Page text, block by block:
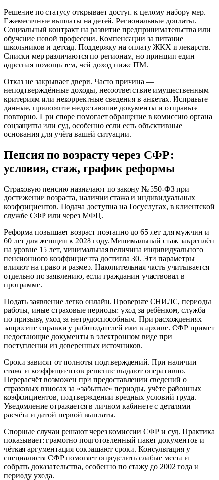
Решение по статусу открывает доступ к целому набору мер.
Ежемесячные выплаты на детей. Региональные доплаты.
Социальный контракт на развитие предпринимательства или
обучение новой профессии. Компенсации за питание
школьников и детсад. Поддержку на оплату ЖКХ и лекарств.
Списки мер различаются по регионам, но принцип един —
адресная помощь тем, чей доход ниже ПМ.
Отказ не закрывает двери. Часто причина —
неподтверждённые доходы, несоответствие имущественным
критериям или некорректные сведения в анкетах. Исправьте
данные, приложите недостающие документы и отправьте
повторно. При споре помогает обращение в комиссию органа
соцзащиты или суд, особенно если есть объективные
основания для учёта вашей ситуации.
Пенсия по возрасту через СФР:
условия, стаж, график реформы
Страховую пенсию назначают по закону № 350‑ФЗ при
достижении возраста, наличии стажа и индивидуальных
коэффициентов. Подача доступна на Госуслугах, в клиентской
службе СФР или через МФЦ.
Реформа повышает возраст поэтапно до 65 лет для мужчин и
60 лет для женщин к 2028 году. Минимальный стаж закреплён
на уровне 15 лет, минимальная величина индивидуального
пенсионного коэффициента достигла 30. Эти параметры
влияют на право и размер. Накопительная часть учитывается
отдельно по заявлению, если гражданин участвовал в
программе.
Подать заявление легко онлайн. Проверьте СНИЛС, периоды
работы, иные страховые периоды: уход за ребёнком, служба
по призыву, уход за нетрудоспособным. При расхождениях
запросите справки у работодателей или в архиве. СФР примет
недостающие документы в электронном виде при
поступлении из доверенных источников.
Сроки зависят от полноты подтверждений. При наличии
стажа и коэффициентов решение выдают оперативно.
Перерасчёт возможен при предоставлении сведений о
страховых взносах за «забытые» периоды, учёте районных
коэффициентов, подтверждении вредных условий труда.
Уведомление отражается в личном кабинете с деталями
расчёта и датой первой выплаты.
Спорные случаи решают через комиссии СФР и суд. Практика
показывает: грамотно подготовленный пакет документов и
чёткая аргументация сокращают сроки. Консультация у
специалиста СФР помогает определить слабые места и
собрать доказательства, особенно по стажу до 2002 года и
периоду ухода.